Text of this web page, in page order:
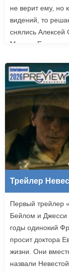
не верит ему, но
видений, то
снялись Алексей
Максим
«Девятой
Трейлер
Первый трейлер
Бейлом и Джесси
годы одинокий
просит доктора
жизни. Они
назвали